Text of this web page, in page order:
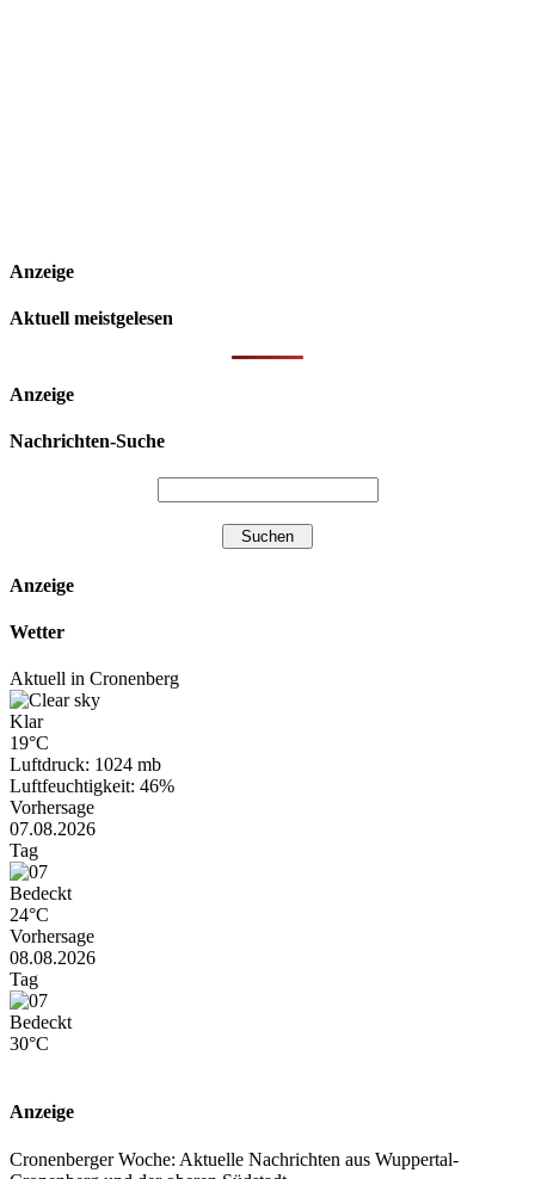
Anzeige
Aktuell meistgelesen
Anzeige
Nachrichten-Suche
Anzeige
Wetter
Aktuell in Cronenberg
Klar
19°C
Luftdruck: 1024 mb
Luftfeuchtigkeit: 46%
Vorhersage
07.08.2026
Tag
Bedeckt
24°C
Vorhersage
08.08.2026
Tag
Bedeckt
30°C
Anzeige
Cronenberger Woche: Aktuelle Nachrichten aus Wuppertal-